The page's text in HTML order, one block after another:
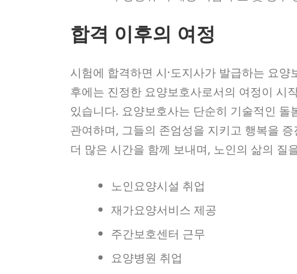
합격 이후의 여정
시험에 합격하면 시·도지사가 발급하는 요
후에는 진정한 요양보호사로서의 여정이 시
있습니다. 요양보호사는 단순히 기술적인
관여하며, 그들의 존엄성을 지키고 행복을
더 많은 시간을 함께 보내며, 노인의 삶의 질
노인요양시설 취업
재가요양서비스 제공
주간보호센터 근무
요양병원 취업